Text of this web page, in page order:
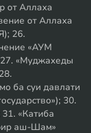
от Аллаха
от Аллаха
26.
«АУМ
«Муджахеды
ба суи давлати
30.
«Катиба
аш-Шам»